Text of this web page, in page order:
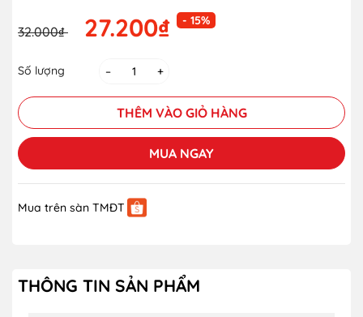
32.000₫ 27.200₫ - 15%
Số lượng – +
THÊM VÀO GIỎ HÀNG
MUA NGAY
Mua trên sàn TMĐT
THÔNG TIN SẢN PHẨM